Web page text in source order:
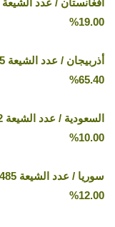
19.00%
65.40%
10.00%
12.00%